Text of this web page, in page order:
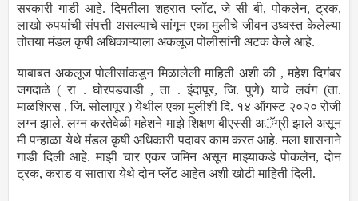
सरकारी गाडी आहे. दिमतीला शहरात प्लॉट, जे सी बी, पोकलेन, ट्रक,
लाखो रुपयांची संपत्ती असल्याचे सांगून एका मुलीचे जीवन उध्वस्त केलेल्या
तोतया मंडल कृषी अधिकाऱ्याला अकलूज पोलीसांनी अटक केले आहे.
याबाबत अकलूज पोलीसांकडून मिळालेली माहिती अशी की , महेश दिगंबर
जगदाळे ( रा . घोरपडवाडी , ता . इंदापूर, जि. पुणे) याचे लवंग (ता.
माळशिरस , जि. सोलापूर ) येथील एका मुलीशी दि. १४ ऑगस्ट २०२० रोजी
लग्न झाले. लग्न करतेवेळी महेशने माझे शिक्षण बीएस्सी अॅग्री झाले असून
मी पन्हाळा येथे मंडल कृषी अधिकारी पदावर काम करत आहे. मला शासनाने
गाडी दिली आहे. माझी चार एकर जमिन असून माझ्याकडे पोकलेन, दोन
ट्रक, कराड व सातारा येथे दोन प्लॅट आहेत अशी खोटी माहिती दिली.